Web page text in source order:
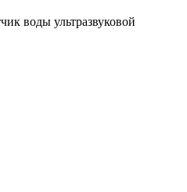
воды ультразвуковой